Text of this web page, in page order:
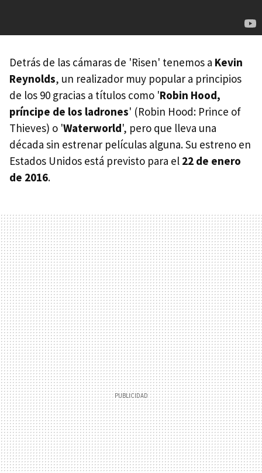
Detrás de las cámaras de 'Risen' tenemos a Kevin
Reynolds, un realizador muy popular a principios
de los 90 gracias a títulos como 'Robin Hood,
príncipe de los ladrones' (Robin Hood: Prince of
Thieves) o 'Waterworld', pero que lleva una
década sin estrenar películas alguna. Su estreno en
Estados Unidos está previsto para el 22 de enero
de 2016.